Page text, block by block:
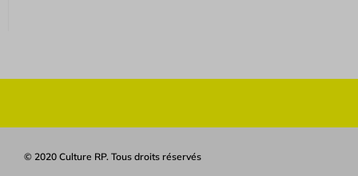
© 2020 Culture RP. Tous droits réservés